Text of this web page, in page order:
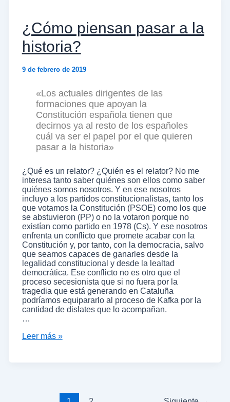
¿Cómo piensan pasar a la
historia?
9 de febrero de 2019
«Los actuales dirigentes de las
formaciones que apoyan la
Constitución española tienen que
decirnos ya al resto de los españoles
cuál va ser el papel por el que quieren
pasar a la historia»
¿Qué es un relator? ¿Quién es el relator? No me
interesa tanto saber quiénes son ellos como saber
quiénes somos nosotros. Y en ese nosotros
incluyo a los partidos constitucionalistas, tanto los
que votamos la Constitución (PSOE) como los que
se abstuvieron (PP) o no la votaron porque no
existían como partido en 1978 (Cs). Y ese nosotros
enfrenta un conflicto que promete acabar con la
Constitución y, por tanto, con la democracia, salvo
que seamos capaces de ganarles desde la
legalidad constitucional y desde la lealtad
democrática. Ese conflicto no es otro que el
proceso secesionista que si no fuera por la
tragedia que está generando en Cataluña
podríamos equipararlo al proceso de Kafka por la
cantidad de dislates que lo acompañan.
…
Leer más »